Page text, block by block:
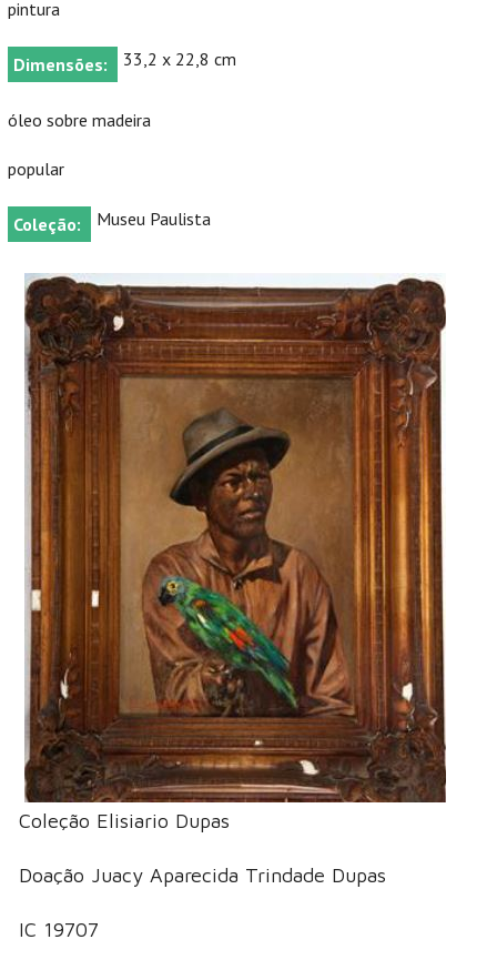
pintura
Dimensões: 33,2 x 22,8 cm
óleo sobre madeira
popular
Coleção: Museu Paulista
Coleção Elisiario Dupas
Doação Juacy Aparecida Trindade Dupas
IC 19707